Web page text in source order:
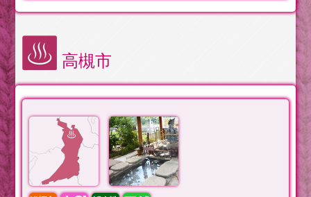
高槻市